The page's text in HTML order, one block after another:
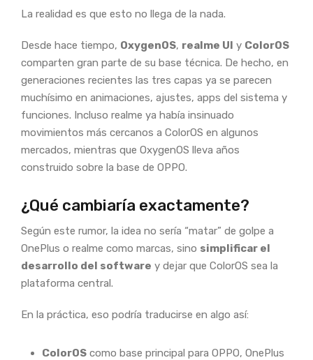
La realidad es que esto no llega de la nada.
Desde hace tiempo, OxygenOS, realme UI y ColorOS
comparten gran parte de su base técnica. De hecho, en
generaciones recientes las tres capas ya se parecen
muchísimo en animaciones, ajustes, apps del sistema y
funciones. Incluso realme ya había insinuado
movimientos más cercanos a ColorOS en algunos
mercados, mientras que OxygenOS lleva años
construido sobre la base de OPPO.
¿Qué cambiaría exactamente?
Según este rumor, la idea no sería “matar” de golpe a
OnePlus o realme como marcas, sino simplificar el
desarrollo del software y dejar que ColorOS sea la
plataforma central.
En la práctica, eso podría traducirse en algo así:
ColorOS como base principal para OPPO, OnePlus